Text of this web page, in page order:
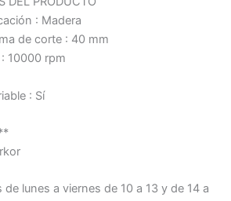
: Madera
de corte : 40 mm
10000 rpm
: Sí
lunes a viernes de 10 a 13 y de 14 a